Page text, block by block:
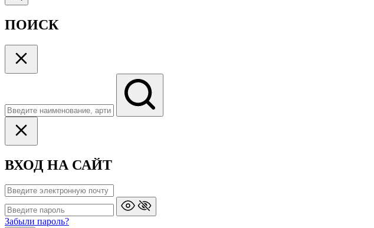
ПОИСК
ВХОД НА САЙТ
Забыли пароль?